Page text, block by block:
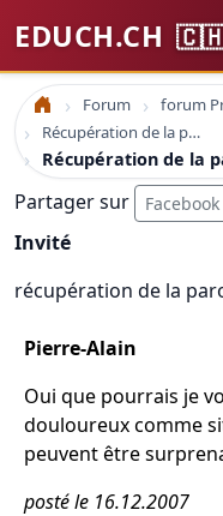
EDUCH.CH
Accueil Forum forum
Récupération de la parole aprés rupture anévrisme
Récupération de la
Partager sur Facebook
Invité
récupération de la
Pierre-Alain
Oui que pourrais je
douloureux comme
peuvent être
posté le 16.12.2007